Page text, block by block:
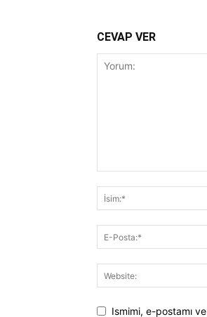
CEVAP VER
Ismimi, e-postamı